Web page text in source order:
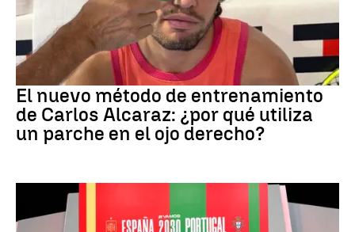
Tenis
El nuevo método de entrenamiento
de Carlos Alcaraz: ¿por qué utiliza
un parche en el ojo derecho?